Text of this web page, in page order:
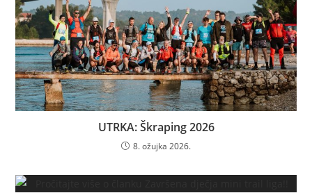
UTRKA: Škraping 2026
8. ožujka 2026.